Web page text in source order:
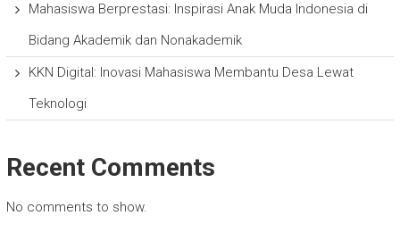
Mahasiswa Berprestasi: Inspirasi Anak Muda Indonesia di
Bidang Akademik dan Nonakademik
KKN Digital: Inovasi Mahasiswa Membantu Desa Lewat
Teknologi
Recent Comments
No comments to show.